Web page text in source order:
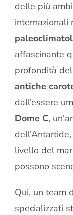
delle più
internazionali
affascinante
profondità
antiche
dall’essere
Dome C,
livello del
possono
Qui, un team
specializzati